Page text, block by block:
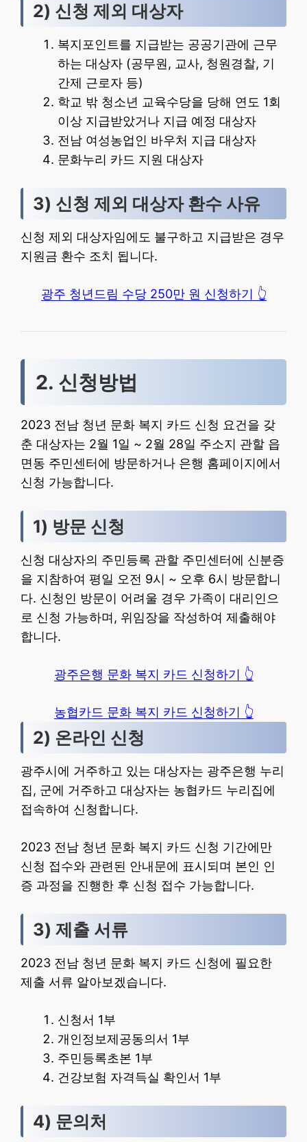
2) 신청 제외 대상자
복지포인트를 지급받는 공공기관에 근무
하는 대상자 (공무원, 교사, 청원경찰, 기
간제 근로자 등)
학교 밖 청소년 교육수당을 당해 연도 1회
이상 지급받았거나 지급 예정 대상자
전남 여성농업인 바우처 지급 대상자
문화누리 카드 지원 대상자
3) 신청 제외 대상자 환수 사유
신청 제외 대상자임에도 불구하고 지급받은 경우
지원금 환수 조치 됩니다.
광주 청년드림 수당 250만 원 신청하기 👆
2. 신청방법
2023 전남 청년 문화 복지 카드 신청 요건을 갖
춘 대상자는 2월 1일 ~ 2월 28일 주소지 관할 읍
면동 주민센터에 방문하거나 은행 홈페이지에서
신청 가능합니다.
1) 방문 신청
신청 대상자의 주민등록 관할 주민센터에 신분증
을 지참하여 평일 오전 9시 ~ 오후 6시 방문합니
다. 신청인 방문이 어려울 경우 가족이 대리인으
로 신청 가능하며, 위임장을 작성하여 제출해야
합니다.
광주은행 문화 복지 카드 신청하기 👆
농협카드 문화 복지 카드 신청하기 👆
2) 온라인 신청
광주시에 거주하고 있는 대상자는 광주은행 누리
집, 군에 거주하고 대상자는 농협카드 누리집에
접속하여 신청합니다.
2023 전남 청년 문화 복지 카드 신청 기간에만
신청 접수와 관련된 안내문에 표시되며 본인 인
증 과정을 진행한 후 신청 접수 가능합니다.
3) 제출 서류
2023 전남 청년 문화 복지 카드 신청에 필요한
제출 서류 알아보겠습니다.
신청서 1부
개인정보제공동의서 1부
주민등록초본 1부
건강보험 자격득실 확인서 1부
4) 문의처